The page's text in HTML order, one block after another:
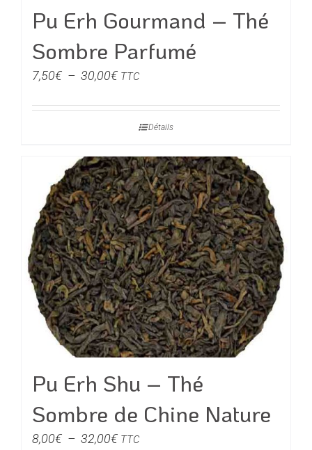
du
produit
Pu Erh Gourmand – Thé
Sombre Parfumé
7,50€ – 30,00€Plage
prix :
7,50€
30,00€
TTC
Détails
Pu Erh Shu – Thé
Sombre de Chine Nature
8,00€ – 32,00€Plage
TTC